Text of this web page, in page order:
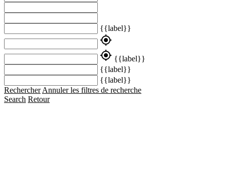
{{label}}
my_location
my_location {{label}}
{{label}}
{{label}}
Rechercher Annuler les filtres de recherche
Search Retour